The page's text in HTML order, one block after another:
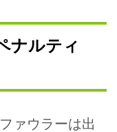
ナルティ
ァウラーは出